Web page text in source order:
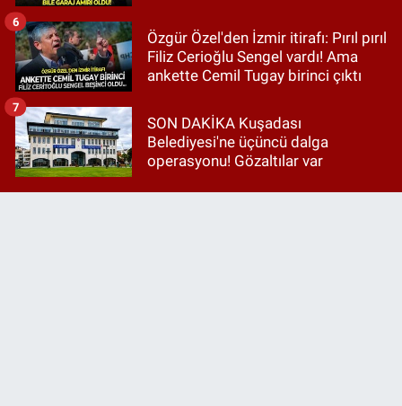
Özgür Özel'den İzmir itirafı: Pırıl pırıl
Filiz Cerioğlu Sengel vardı! Ama
ankette Cemil Tugay birinci çıktı
6
SON DAKİKA Kuşadası
Belediyesi'ne üçüncü dalga
operasyonu! Gözaltılar var
7